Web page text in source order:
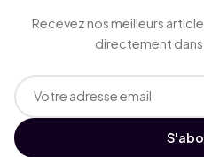
Recevez nos meilleurs
directement dans